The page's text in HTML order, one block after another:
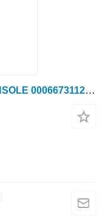
Облицовка Claas Lexion 600 CONSOLE 0006673112 (Привод уборочного аппарата, без для зерноуборочного комбайна Claas Lexion 600